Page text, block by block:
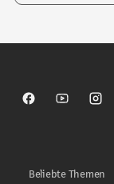
Sparkasse auf
Sparkasse
Beliebte Themen